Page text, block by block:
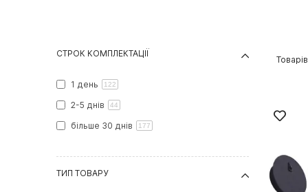
СТРОК КОМПЛЕКТАЦІЇ
1 день 122
2-5 днів 44
більше 30 днів 177
ТИП ТОВАРУ